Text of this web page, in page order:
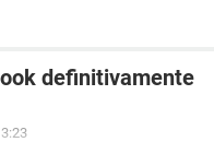
definitivamente